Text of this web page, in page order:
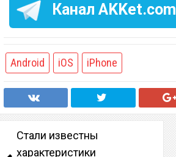
Канал AKKet.com
Android iOS iPhone
Стали известны
характеристики